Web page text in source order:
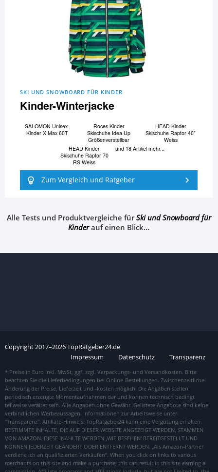
SKI UND SNOWBOARD FÜR KINDER
Kinder-Winterjacke
SALOMON Unisex-
Kinder X Max 60T
Roces Kinder
Skischuhe Idea Up
Größenverstellbar
HEAD Kinder
Skischuhe Raptor 40"
Weiss
HEAD Kinder
Skischuhe Raptor 70
RS Weiss
und 18 Artikel mehr...
Zum Vergleich und Ratgeber
Alle Tests und Produktvergleiche fürSki und Snowboard für
Kinderauf einen Blick…
Copyright2017–2026TopRatgeber24.de
Impressum
Datenschutz Transparenz